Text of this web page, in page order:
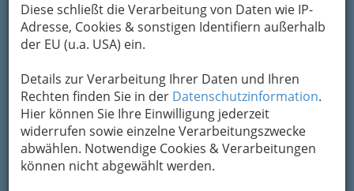
Diese schließt die Verarbeitung von Daten wie IP-
Adresse, Cookies & sonstigen Identifiern außerhalb
der EU (u.a. USA) ein.
Details zur Verarbeitung Ihrer Daten und Ihren
Rechten finden Sie in der Datenschutzinformation.
Hier können Sie Ihre Einwilligung jederzeit
widerrufen sowie einzelne Verarbeitungszwecke
abwählen. Notwendige Cookies & Verarbeitungen
können nicht abgewählt werden.